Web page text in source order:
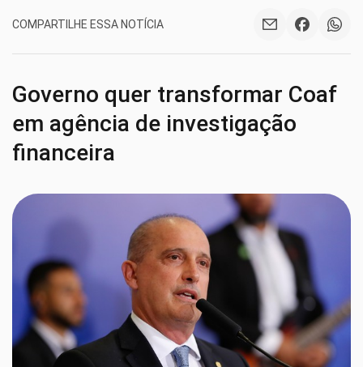
COMPARTILHE ESSA NOTÍCIA
Governo quer transformar Coaf
em agência de investigação
financeira